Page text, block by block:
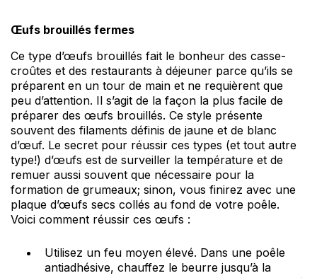
Œufs brouillés fermes
Ce type d’œufs brouillés fait le bonheur des casse-
croûtes et des restaurants à déjeuner parce qu’ils se
préparent en un tour de main et ne requièrent que
peu d’attention. Il s’agit de la façon la plus facile de
préparer des œufs brouillés. Ce style présente
souvent des filaments définis de jaune et de blanc
d’œuf. Le secret pour réussir ces types (et tout autre
type!) d’œufs est de surveiller la température et de
remuer aussi souvent que nécessaire pour la
formation de grumeaux; sinon, vous finirez avec une
plaque d’œufs secs collés au fond de votre poêle.
Voici comment réussir ces œufs :
Utilisez un feu moyen élevé. Dans une poêle
antiadhésive, chauffez le beurre jusqu’à la